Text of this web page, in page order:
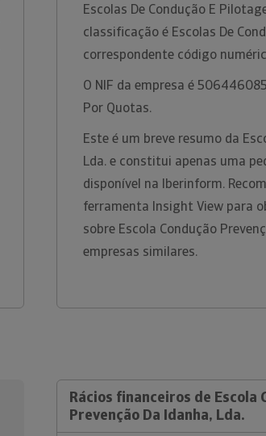
Escolas De Condução E
classificação é Escolas De
correspondente código
O NIF da empresa é
Por Quotas.
Este é um breve resumo da
Lda. e constitui apenas uma
disponível na Iberinform.
ferramenta Insight View para
sobre Escola Condução
empresas similares.
Rácios financeiros de Escola
Prevenção Da Idanha, Lda.